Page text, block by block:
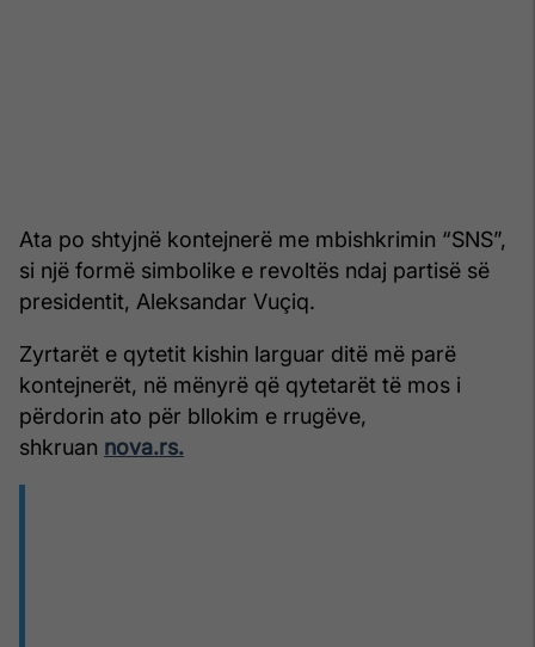
Ata po shtyjnë kontejnerë me mbishkrimin “SNS”,
si një formë simbolike e revoltës ndaj partisë së
presidentit, Aleksandar Vuçiq.
Zyrtarët e qytetit kishin larguar ditë më parë
kontejnerët, në mënyrë që qytetarët të mos i
përdorin ato për bllokim e rrugëve,
shkruan nova.rs.